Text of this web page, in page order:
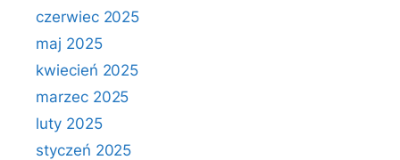
czerwiec 2025
maj 2025
kwiecień 2025
marzec 2025
luty 2025
styczeń 2025